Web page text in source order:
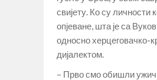
свијету. Ко су личности
опјеване, шта је са
односно херцеговачко-
дијалектом.
– Прво смо обишли